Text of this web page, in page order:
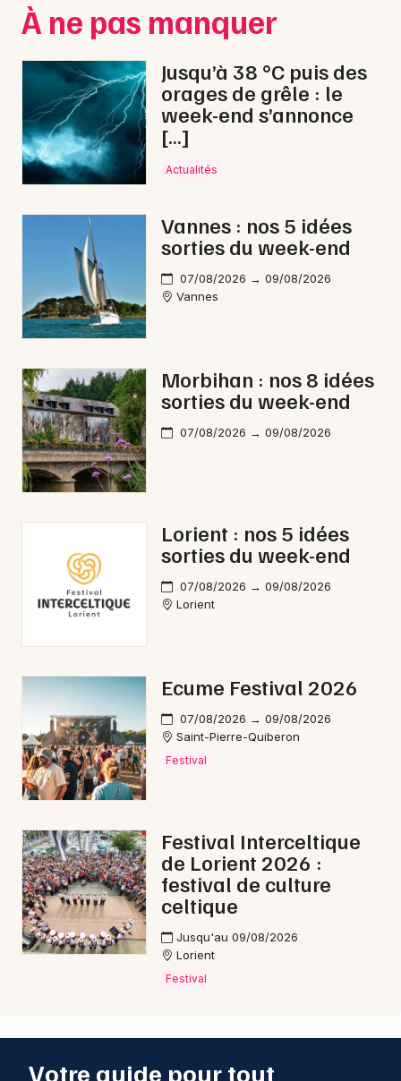
56 - Morbihan
Choisir mes départements
Mon email
Je m'abonne
À ne pas manquer
Jusqu’à 38 °C puis des
orages de grêle : le
week-end s’annonce
[…]
Actualités
Vannes : nos 5 idées
sorties du week-end
07/08/2026 → 09/08/2026
Vannes
Morbihan : nos 8 idées
sorties du week-end
07/08/2026 → 09/08/2026
Lorient : nos 5 idées
sorties du week-end
07/08/2026 → 09/08/2026
Lorient
Ecume Festival 2026
07/08/2026 → 09/08/2026
Saint-Pierre-Quiberon
Festival
Festival Interceltique
de Lorient 2026 :
festival de culture
celtique
Jusqu'au 09/08/2026
Lorient
Festival
Votre guide pour tout